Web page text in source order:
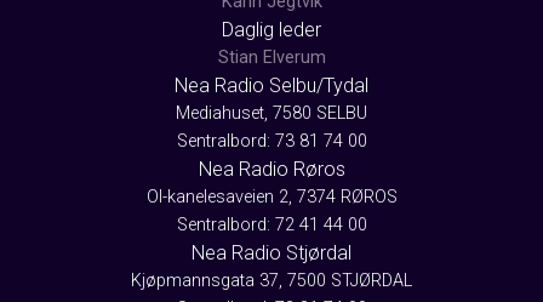
Daglig leder
Stian Elverum
Nea Radio Selbu/Tydal
Mediahuset, 7580 SELBU
Sentralbord: 73 81 74 00
Nea Radio Røros
Ol-kanelesaveien 2, 7374 RØROS
Sentralbord: 72 41 44 00
Nea Radio Stjørdal
Kjøpmannsgata 37, 7500 STJØRDAL